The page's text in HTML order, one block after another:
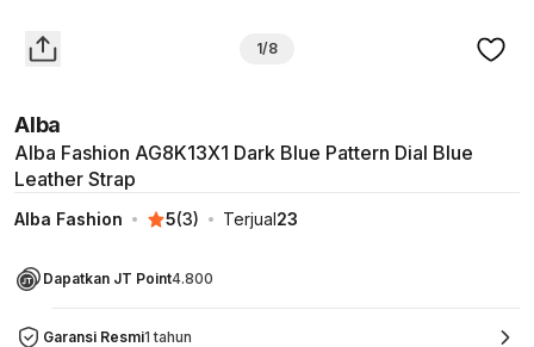
1/8
Alba
Alba Fashion AG8K13X1 Dark Blue Pattern Dial Blue
Leather Strap
Alba Fashion 5(3) Terjual23
Dapatkan JT Point4.800
Garansi Resmi1 tahun